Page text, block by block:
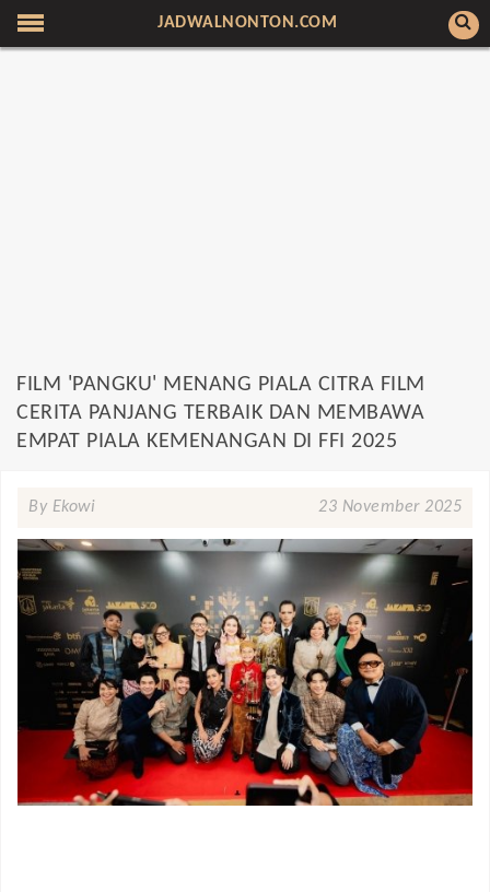
JADWALNONTON.COM
FILM 'PANGKU' MENANG PIALA CITRA FILM
CERITA PANJANG TERBAIK DAN MEMBAWA
EMPAT PIALA KEMENANGAN DI FFI 2025
By Ekowi 23 November 2025